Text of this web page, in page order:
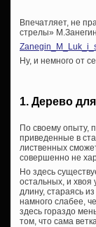
Впечатляет, не
стрелы»
Ну, и немного от
1. Дерево
По своему опыту,
приведенные в
лиственных
совершенно не
Но здесь
остальных, и хвоя
длину, стараясь
намного слабее,
здесь гораздо
том, что сама